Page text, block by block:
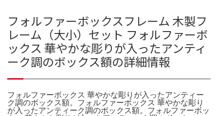
フォルファーボックスフレーム 木製フ
レーム（大小）セット フォルファーボ
ックス 華やかな彫りが入ったアンティ
ーク調のボックス額の詳細情報
フォルファーボックス 華やかな彫りが入ったアンティー
ク調のボックス額。フォルファーボックス 華やかな彫り
が入ったアンティーク調のボックス額。フォルファーボッ